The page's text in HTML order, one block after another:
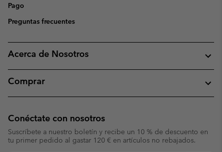
Pago
Preguntas frecuentes
Acerca de Nosotros
Comprar
Conéctate con nosotros
Suscríbete a nuestro boletín y recibe un 10 % de descuento en
tu primer pedido al gastar 120 € en artículos no rebajados.